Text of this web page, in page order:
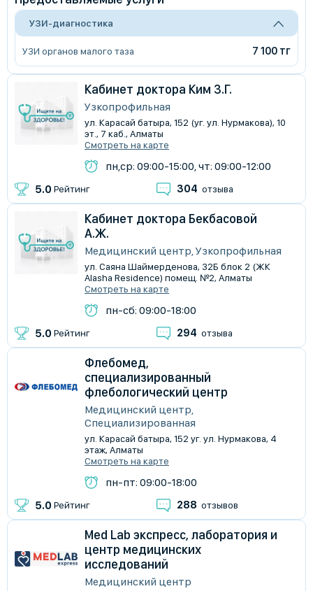
УЗИ-диагностика
УЗИ органов малого таза 7 100 тг
Кабинет доктора Ким З.Г.
Узкопрофильная
ул. Карасай батыра, 152 (уг. ул. Нурмакова), 10
эт., 7 каб., Алматы
Смотреть на карте
пн,ср: 09:00-15:00, чт: 09:00-12:00
5.0 Рейтинг 304 отзыва
Кабинет доктора Бекбасовой
А.Ж.
Медицинский центр, Узкопрофильная
ул. Саяна Шаймерденова, 32Б блок 2 (ЖК
Alasha Residence) помещ. №2, Алматы
Смотреть на карте
пн-сб: 09:00-18:00
5.0 Рейтинг 294 отзыва
Флебомед,
специализированный
флебологический центр
Медицинский центр,
Специализированная
ул. Карасай батыра, 152 уг. ул. Нурмакова, 4
этаж, Алматы
Смотреть на карте
пн-пт: 09:00-18:00
5.0 Рейтинг 288 отзывов
Med Lab экспресс, лаборатория и
центр медицинских
исследований
Медицинский центр